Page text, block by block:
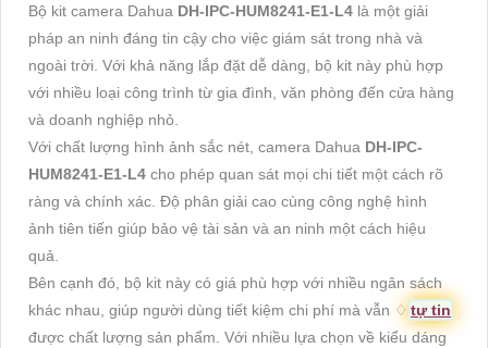
Bộ kit camera Dahua DH-IPC-HUM8241-E1-L4 là một giải
pháp an ninh đáng tin cậy cho việc giám sát trong nhà và
ngoài trời. Với khả năng lắp đặt dễ dàng, bộ kit này phù hợp
với nhiều loại công trình từ gia đình, văn phòng đến cửa hàng
và doanh nghiệp nhỏ.
Với chất lượng hình ảnh sắc nét, camera Dahua DH-IPC-
HUM8241-E1-L4 cho phép quan sát mọi chi tiết một cách rõ
ràng và chính xác. Độ phân giải cao cùng công nghệ hình
ảnh tiên tiến giúp bảo vệ tài sản và an ninh một cách hiệu
quả.
Bên cạnh đó, bộ kit này có giá phù hợp với nhiều ngân sách
khác nhau, giúp người dùng tiết kiệm chi phí mà vẫn ♢ tự tin
được chất lượng sản phẩm. Với nhiều lựa chọn về kiểu dáng